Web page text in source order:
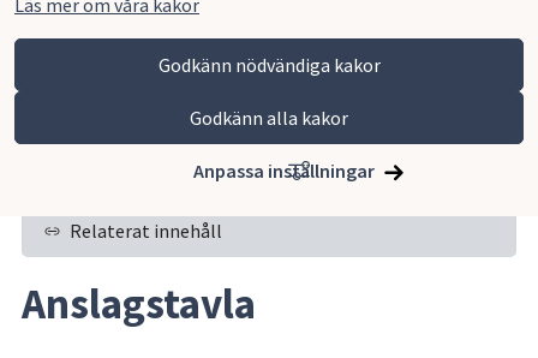
Läs mer om våra kakor
Godkänn nödvändiga kakor
Godkänn alla kakor
Anpassa inställningar
Vara kommun
Kommun och politik
Politik och sammanträden
Anslagstavla
Relaterat innehåll
Anslagstavla